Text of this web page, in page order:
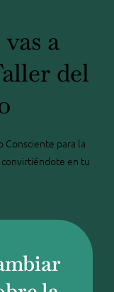
a
del
Consciente para la
en tu